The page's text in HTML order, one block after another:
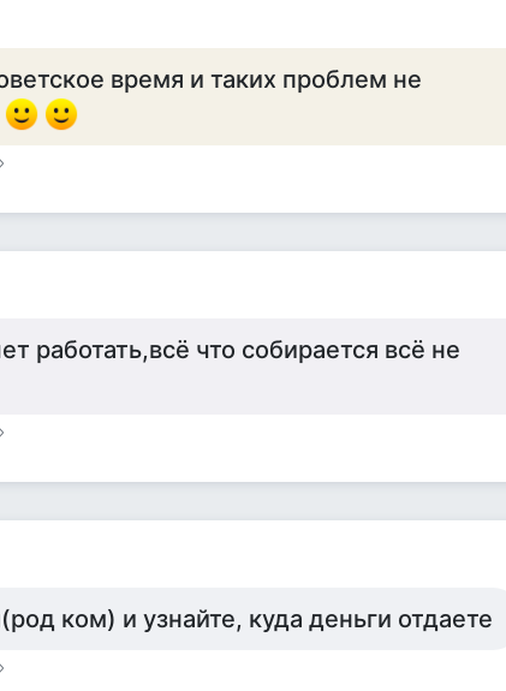
время и таких проблем не
работать,всё что собирается всё не
ком) и узнайте, куда деньги отдаете